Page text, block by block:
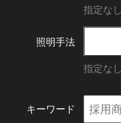
指定なし
照明手法
指定なし
キーワード